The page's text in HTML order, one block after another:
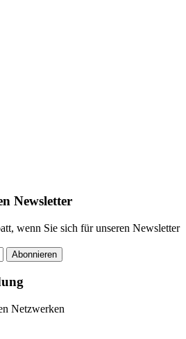
Newsletter
wenn Sie sich für unseren Newsletter
Abonnieren
Netzwerken